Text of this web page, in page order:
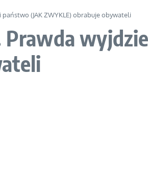
(JAK ZWYKLE) obrabuje obywateli